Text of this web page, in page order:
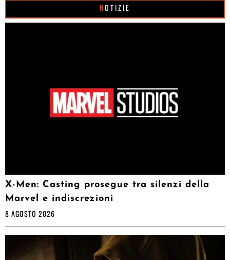
NOTIZIE
X-Men: Casting prosegue tra silenzi della
Marvel e indiscrezioni
8 AGOSTO 2026